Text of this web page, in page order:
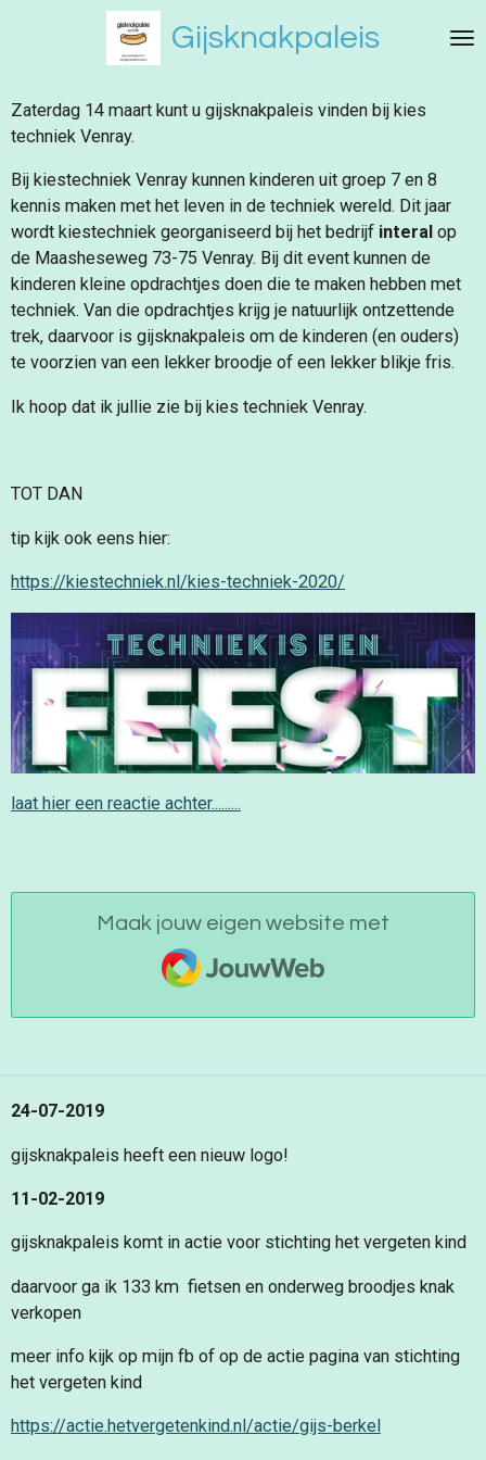
de
hoofdinhoud
Gijsknakpaleis
Zaterdag 14 maart kunt u gijsknakpaleis vinden bij kies
techniek Venray.
Bij kiestechniek Venray kunnen kinderen uit groep 7 en 8
kennis maken met het leven in de techniek wereld. Dit jaar
wordt kiestechniek georganiseerd bij het bedrijf interal op
de Maasheseweg 73-75 Venray. Bij dit event kunnen de
kinderen kleine opdrachtjes doen die te maken hebben met
techniek. Van die opdrachtjes krijg je natuurlijk ontzettende
trek, daarvoor is gijsknakpaleis om de kinderen (en ouders)
te voorzien van een lekker broodje of een lekker blikje fris.
Ik hoop dat ik jullie zie bij kies techniek Venray.
TOT DAN
tip kijk ook eens hier:
https://kiestechniek.nl/kies-techniek-2020/
laat hier een reactie achter.........
Maak jouw eigen website met
JouwWeb
24-07-2019
gijsknakpaleis heeft een nieuw logo!
11-02-2019
gijsknakpaleis komt in actie voor stichting het vergeten kind
daarvoor ga ik 133 km fietsen en onderweg broodjes knak
verkopen
meer info kijk op mijn fb of op de actie pagina van stichting
het vergeten kind
https://actie.hetvergetenkind.nl/actie/gijs-berkel